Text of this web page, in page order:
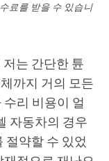
료를 받을 수 있습니
는 간단한 튠
까지 거의 모든
리 비용이 얼
자동차의 경우
절약할 수 있었